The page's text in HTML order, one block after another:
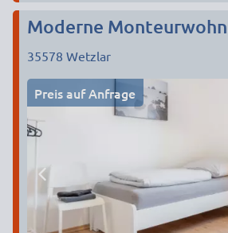
35578 Wetzlar
Preis auf Anfrage